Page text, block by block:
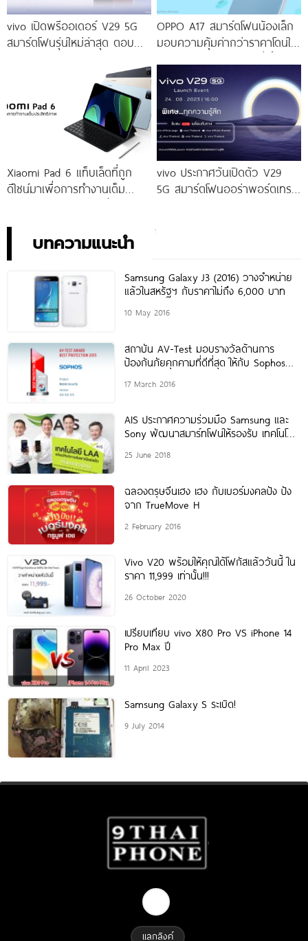
vivo เปิดพรีออเดอร์ V29 5G
สมาร์ตโฟนรุ่นใหม่ล่าสุด ตอบ
ราคาเริ่มต้นเพียง 14,999 บาท
จัดเต็มกับโปรโมชันพิเศษก่อนใคร
OPPO A17 สมาร์ตโฟนน้องเล็ก
มอบความคุ้มค่ากว่าราคาโดนใจ
ราคาใหม่เพียง 4,599 บาท
เท่านั้น!
Xiaomi Pad 6 แท็บเล็ตที่ถูก
ดีไซน์มาเพื่อการทำงานเต็ม
vivo ประกาศวันเปิดตัว V29
5G สมาร์ตโฟนออร่าพอร์ตเทร
บทความแนะนำ
Samsung Galaxy J3 (2016) วางจำหน่าย
แล้วในสหรัฐฯ กับราคาไม่ถึง 6,000 บาท
10 May 2016
สถาบัน AV-Test มอบรางวัลด้านการ
ป้องกันภัยคุกคามที่ดีที่สุด ให้กับ Sophos
17 March 2016
AIS ประกาศความร่วมมือ Samsung และ
Sony พัฒนาสมาร์ทโฟนให้รองรับ เทคโนโลยี
25 June 2018
ฉลองตรุษจีนเฮง เฮง กับเบอร์มงคลปัง ปัง
จาก TrueMove H
2 February 2016
Vivo V20 พร้อมให้คุณได้โฟกัสแล้ววันนี้ ใน
ราคา 11,999 เท่านั้น!!!
26 October 2020
เปรียบเทียบ vivo X80 Pro VS iPhone 14
Pro Max ปี
11 April 2023
Samsung Galaxy S ระเบิด!
9 July 2014
แลกลิงค์